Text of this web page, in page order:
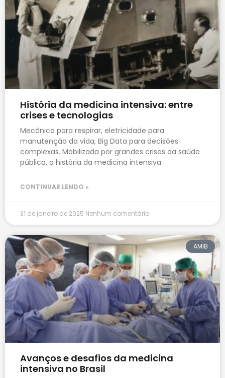
História da medicina intensiva: entre
crises e tecnologias
Mecânica para respirar, eletricidade para
manutenção da vida, Big Data para decisões
complexas. Mobilizada por grandes crises da saúde
pública, a história da medicina intensiva
CONTINUAR LENDO »
31 de janeiro de 2025 Nenhum comentário
AMIB
Avanços e desafios da medicina
intensiva no Brasil